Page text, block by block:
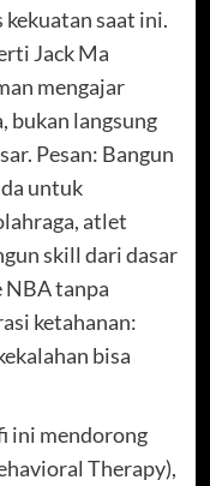
kekuatan saat ini.
Jack Ma
mengajar
bukan langsung
Pesan: Bangun
untuk
atlet
skill dari dasar
NBA tanpa
ketahanan:
bisa
ini mendorong
Therapy),